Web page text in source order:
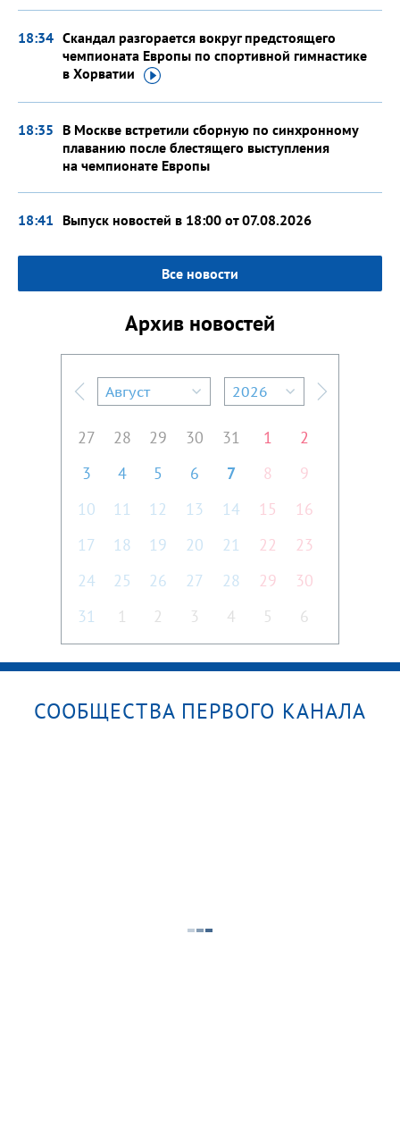
18:34 Скандал разгорается вокруг предстоящего
чемпионата Европы по спортивной гимнастике
в Хорватии
18:35 В Москве встретили сборную по синхронному
плаванию после блестящего выступления
на чемпионате Европы
18:41 Выпуск новостей в 18:00 от 07.08.2026
Все новости
Архив новостей
Август 2026
Предыдущий месяц
27 28 29 30 31 1
2
3
4 5 6 7 8
9
10
11 12 13 14 15
16
17
18 19 20 21 22
23
24
25 26 27 28 29
30
31
1 2 3 4 5 6
СООБЩЕСТВА ПЕРВОГО КАНАЛА